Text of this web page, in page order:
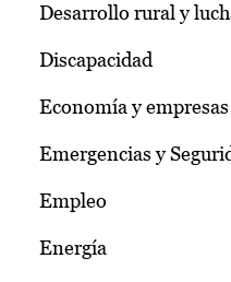
Desarrollo rural y
Discapacidad
Economía y empresas
Emergencias y
Empleo
Energía